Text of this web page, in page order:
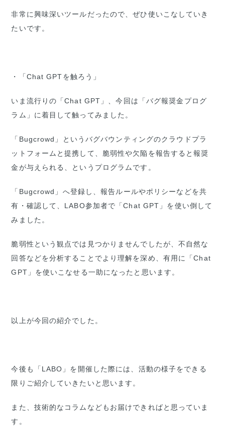
非常に興味深いツールだったので、ぜひ使いこなしていき
たいです。
・「Chat GPTを触ろう」
いま流行りの「Chat GPT」、今回は「バグ報奨金プログ
ラム」に着目して触ってみました。
「Bugcrowd」というバグバウンティングのクラウドプラ
ットフォームと提携して、脆弱性や欠陥を報告すると報奨
金が与えられる、というプログラムです。
「Bugcrowd」へ登録し、報告ルールやポリシーなどを共
有・確認して、LABO参加者で「Chat GPT」を使い倒して
みました。
脆弱性という観点では見つかりませんでしたが、不自然な
回答などを分析することでより理解を深め、有用に「Chat
GPT」を使いこなせる一助になったと思います。
以上が今回の紹介でした。
今後も「LABO」を開催した際には、活動の様子をできる
限りご紹介していきたいと思います。
また、技術的なコラムなどもお届けできればと思っていま
す。